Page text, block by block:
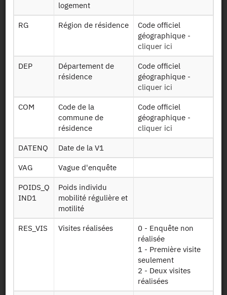
ENT : Enquête Nationale
Transport - 2007-2008
Autres produits :2007-2008 , 1993-1994, 1981-1982
Demander l'accès
logement
RG Région de résidence
Code officiel
géographique -
cliquer ici
DEP
Département de
résidence
Code officiel
géographique -
cliquer ici
COM
Code de la
commune de
résidence
Code officiel
géographique -
cliquer ici
DATENQ Date de la V1
VAG Vague d'enquête
POIDS_Q
IND1
Poids individu
mobilité régulière et
motilité
RES_VIS Visites réalisées
0 - Enquête non
réalisée
1 - Première visite
seulement
2 - Deux visites
réalisées